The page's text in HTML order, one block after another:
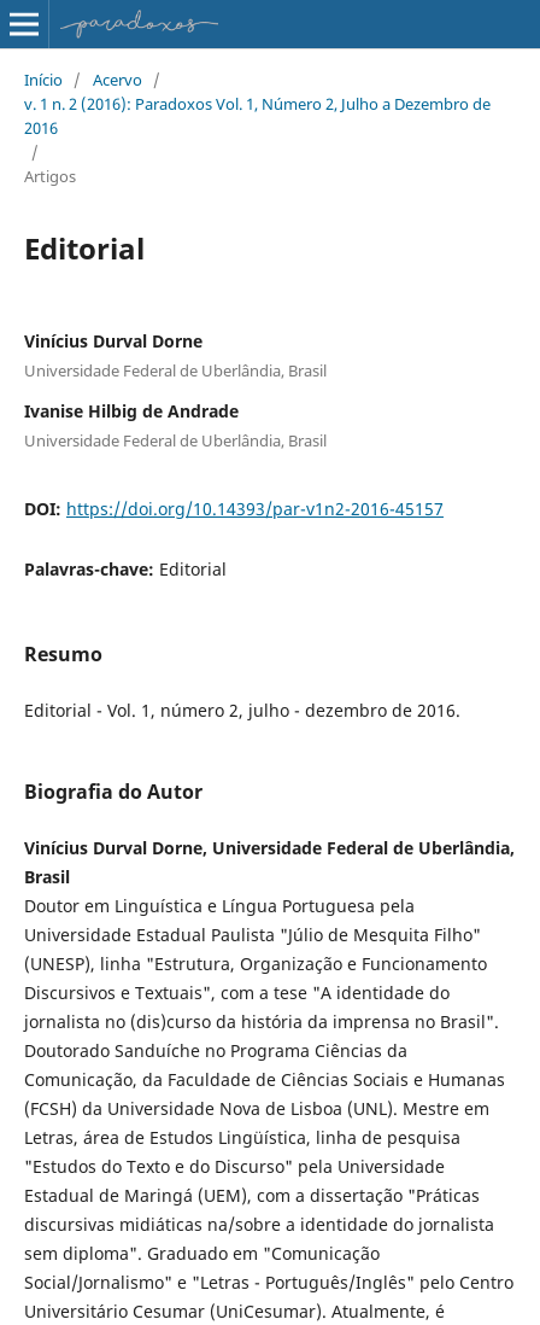
Início / Acervo /
v. 1 n. 2 (2016): Paradoxos Vol. 1, Número 2, Julho a Dezembro de
2016
/
Artigos
Editorial
Vinícius Durval Dorne
Universidade Federal de Uberlândia, Brasil
Ivanise Hilbig de Andrade
Universidade Federal de Uberlândia, Brasil
DOI: https://doi.org/10.14393/par-v1n2-2016-45157
Palavras-chave: Editorial
Resumo
Editorial - Vol. 1, número 2, julho - dezembro de 2016.
Biografia do Autor
Vinícius Durval Dorne, Universidade Federal de Uberlândia,
Brasil
Doutor em Linguística e Língua Portuguesa pela
Universidade Estadual Paulista "Júlio de Mesquita Filho"
(UNESP), linha "Estrutura, Organização e Funcionamento
Discursivos e Textuais", com a tese "A identidade do
jornalista no (dis)curso da história da imprensa no Brasil".
Doutorado Sanduíche no Programa Ciências da
Comunicação, da Faculdade de Ciências Sociais e Humanas
(FCSH) da Universidade Nova de Lisboa (UNL). Mestre em
Letras, área de Estudos Lingüística, linha de pesquisa
"Estudos do Texto e do Discurso" pela Universidade
Estadual de Maringá (UEM), com a dissertação "Práticas
discursivas midiáticas na/sobre a identidade do jornalista
sem diploma". Graduado em "Comunicação
Social/Jornalismo" e "Letras - Português/Inglês" pelo Centro
Universitário Cesumar (UniCesumar). Atualmente, é